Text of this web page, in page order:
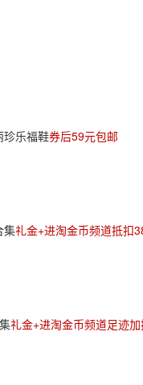
珍乐福鞋券后59元包邮
集礼金+进淘金币频道抵扣
礼金+进淘金币频道足迹